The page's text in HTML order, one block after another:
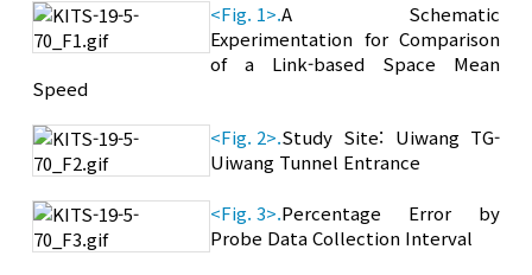
<Fig. 1>.A Schematic
Experimentation for Comparison
of a Link-based Space Mean
Speed
<Fig. 2>.Study Site: Uiwang TG-
Uiwang Tunnel Entrance
<Fig. 3>.Percentage Error by
Probe Data Collection Interval